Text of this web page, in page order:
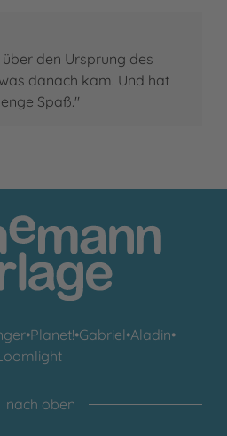
den Ursprung des
danach kam. Und hat
Spaß."
•Planet!•Gabriel•Aladin•
nach oben